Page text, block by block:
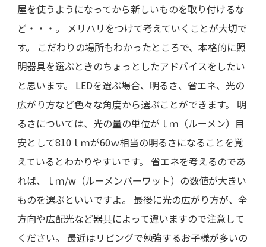
屋を使うようになってから新しいものを取り付けるな
ど・・・。 メリハリをつけて考えていくことが大切で
す。 こだわりの場所もわかったところで、本格的に照
明器具を選ぶときのちょっとしたアドバイスをしたい
と思います。 LEDを選ぶ場合、明るさ、省エネ、光の
広がり方など色々な角度から選ぶことができます。 明
るさについては、光の量の単位がｌｍ（ルーメン）目
安として810ｌｍが60ｗ相当の明るさになることを覚
えているとわかりやすいです。 省エネを考えるのであ
れば、ｌｍ/w（ルーメンパーワット）の数値が大きい
ものを選ぶといいですよ。 最後に光の広がり方が、全
方向や広配光など器具によって違いますので注意して
ください。 最近はリビングで勉強するお子様が多いの